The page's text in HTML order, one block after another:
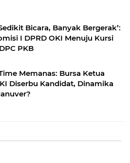
Bicara, Banyak Bergerak’:
I DPRD OKI Menuju Kursi
PKB
Memanas: Bursa Ketua
Diserbu Kandidat, Dinamika